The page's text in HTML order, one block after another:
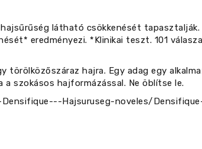
látható csökkenését
eredményezi. *Klinikai teszt. 101
hajra. Egy adag egy
szokásos hajformázással. Ne öblítse le.
Hajsuruseg-noveles/